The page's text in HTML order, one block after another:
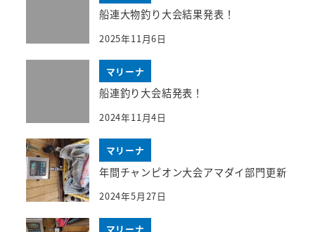
船連大物釣り大会結果発表！
2025年11月6日
マリーナ
船連釣り大会結発表！
2024年11月4日
マリーナ
年間チャンピオン大会アマダイ部門更新
2024年5月27日
マリーナ